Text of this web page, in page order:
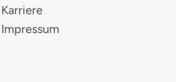
Karriere
Impressum